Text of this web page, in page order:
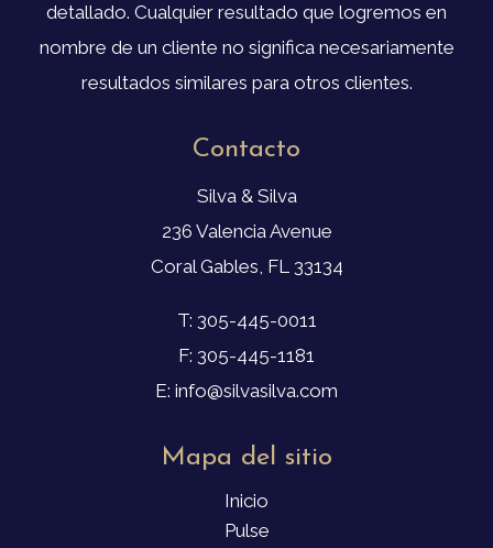
detallado. Cualquier resultado que logremos en
nombre de un cliente no significa necesariamente
resultados similares para otros clientes.
Contacto
Silva & Silva
236 Valencia Avenue
Coral Gables, FL 33134
T: 305-445-0011
F: 305-445-1181
E: info@silvasilva.com
Mapa del sitio
Inicio
Pulse